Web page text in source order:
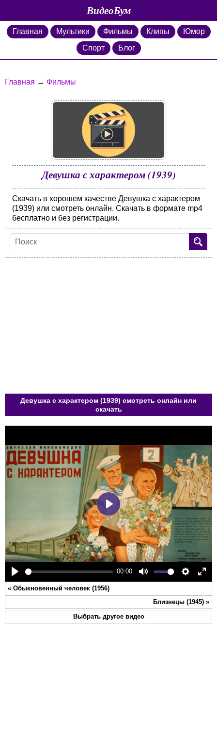
ВидеоБум
Главная Мультики Фильмы Клипы
Юмор
Спорт
Блог
Главная → Фильмы
Девушка с характером (1939)
Скачать в хорошем качестве Девушка с характером
(1939) или смотреть онлайн. Скачать в формате mp4
бесплатно и без регистрации.
Девушка с характером (1939) смотреть онлайн или
скачать
Play
00:00
Mute Settings
Play
« Обыкновенный человек (1956)
Близнецы (1945) »
Выбрать другое видео